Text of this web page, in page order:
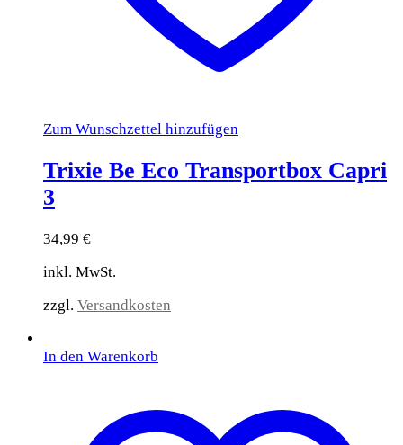
Zum Wunschzettel hinzufügen
Trixie Be Eco Transportbox Capri
3
34,99 €
inkl. MwSt.
zzgl. Versandkosten
In den Warenkorb